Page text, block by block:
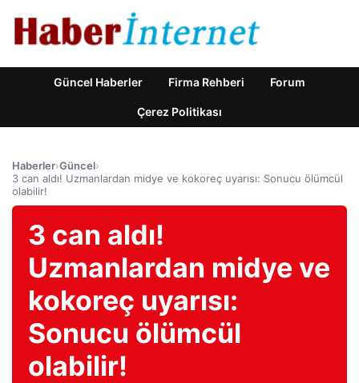
Güncel Haberler Firma Rehberi Forum
Çerez Politikası
Haberler›Güncel›
3 can aldı! Uzmanlardan midye ve kokoreç uyarısı: Sonucu ölümcül
olabilir!
3 can aldı!
Uzmanlardan midye ve
kokoreç uyarısı:
Sonucu ölümcül
olabilir!